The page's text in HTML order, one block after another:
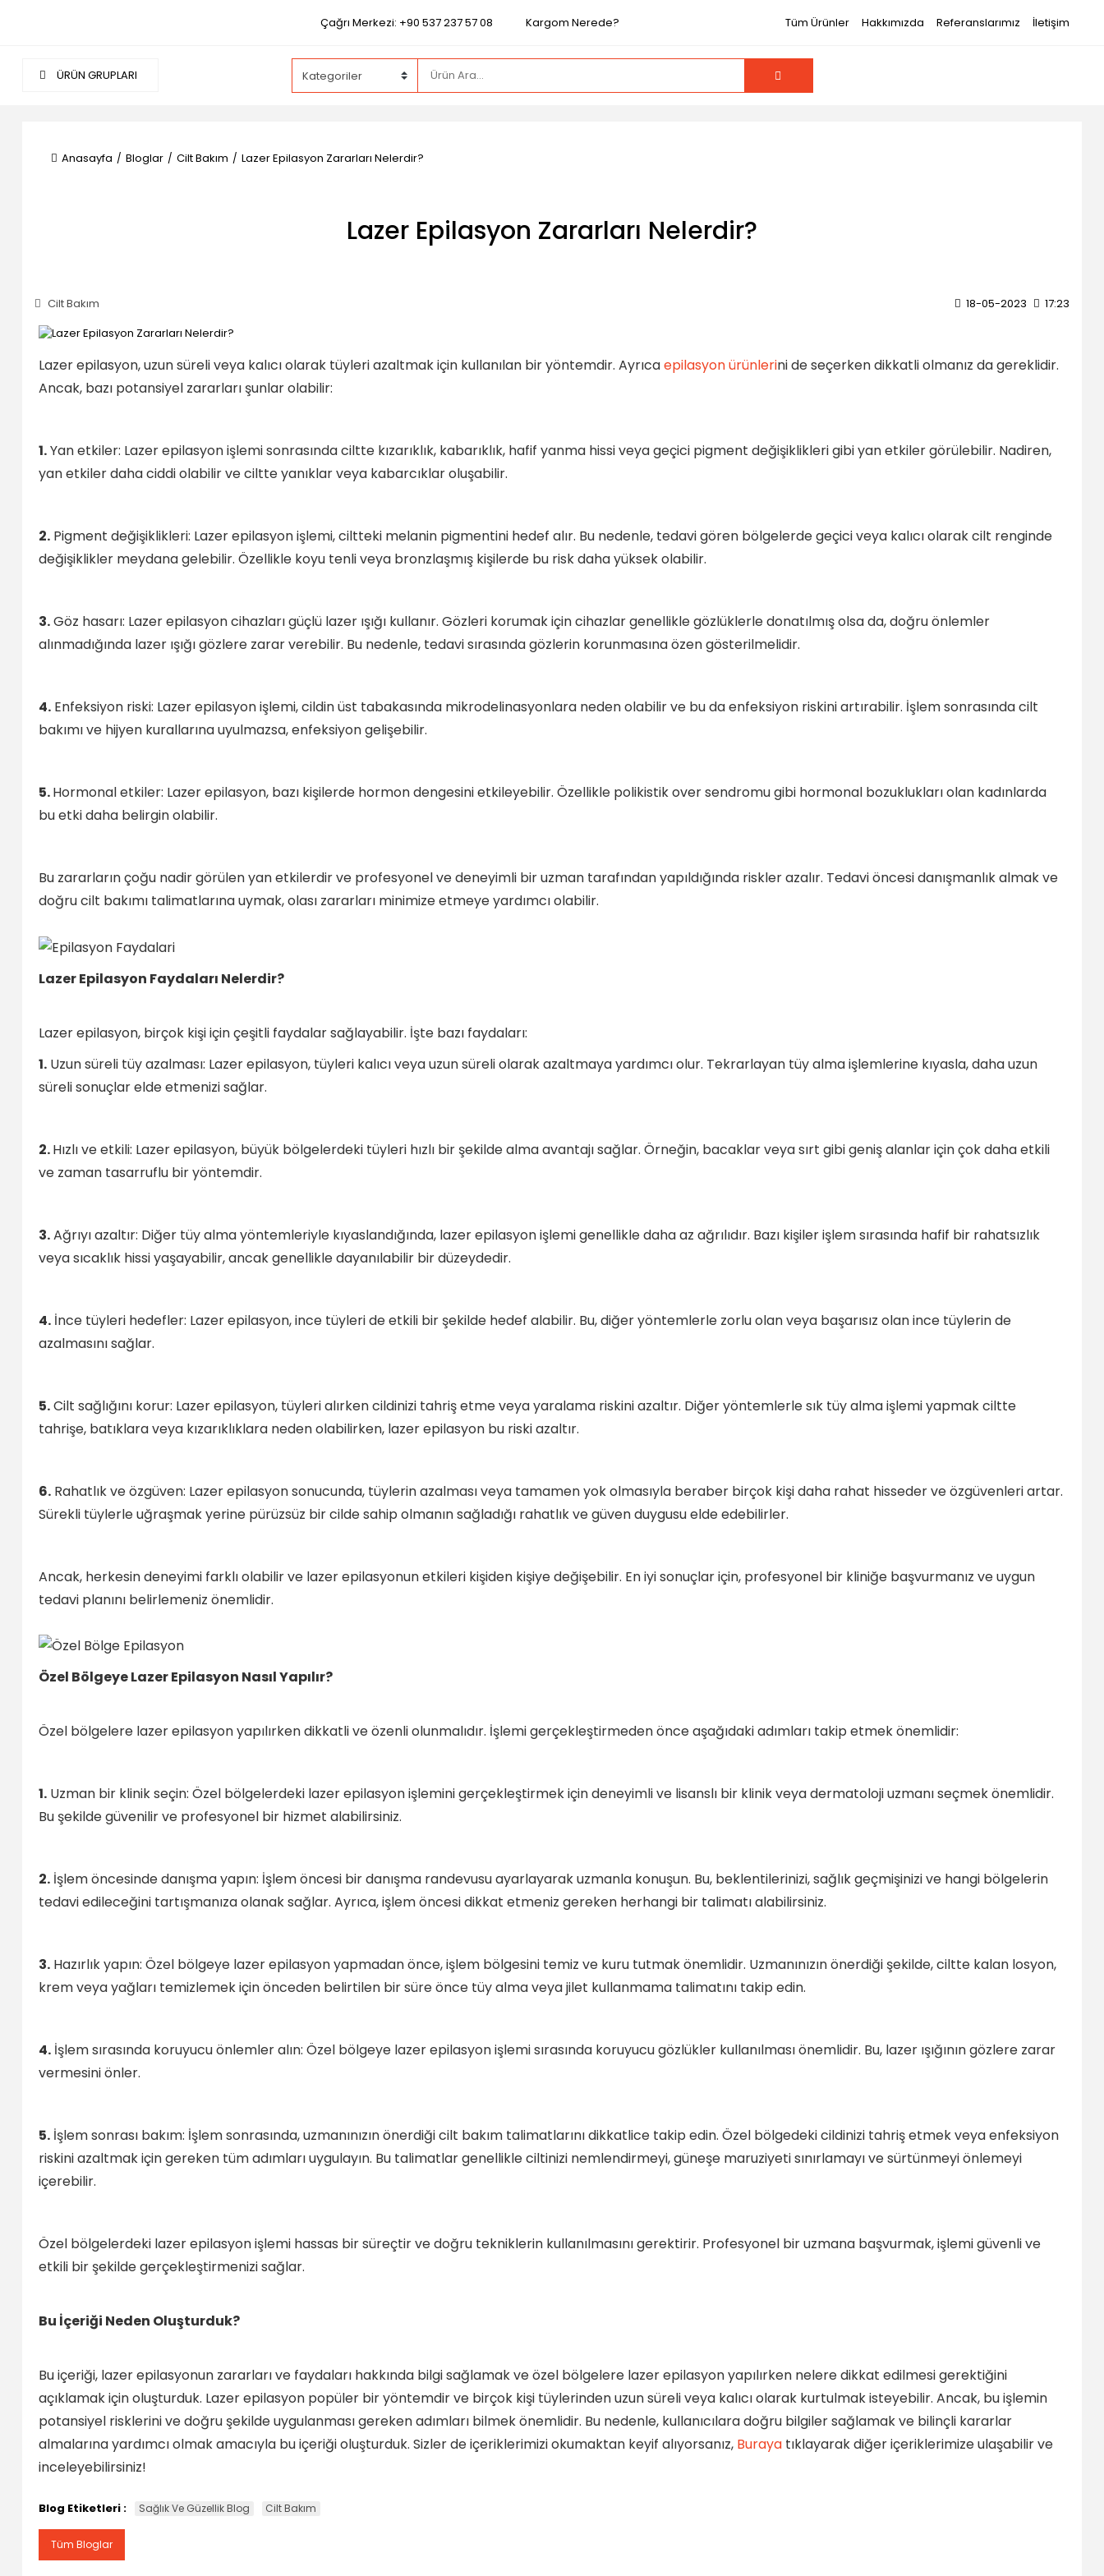
Çağrı Merkezi: +90 537 237 57 08 Kargom Nerede? Tüm Ürünler Hakkımızda Referanslarımız İletişim
ÜRÜN GRUPLARI
Anasayfa Bloglar Cilt Bakım Lazer Epilasyon Zararları Nelerdir?
Lazer Epilasyon Zararları Nelerdir?
Cilt Bakım 18-05-2023 17:23
Lazer epilasyon, uzun süreli veya kalıcı olarak tüyleri azaltmak için kullanılan bir yöntemdir. Ayrıcaepilasyon ürünlerini de seçerken dikkatli olmanız da gereklidir.
Ancak, bazı potansiyel zararları şunlar olabilir:
1.Yan etkiler: Lazer epilasyon işlemi sonrasında ciltte kızarıklık, kabarıklık, hafif yanma hissi veya geçici pigment değişiklikleri gibi yan etkiler görülebilir. Nadiren,
yan etkiler daha ciddi olabilir ve ciltte yanıklar veya kabarcıklar oluşabilir.
2. Pigment değişiklikleri: Lazer epilasyon işlemi, ciltteki melanin pigmentini hedef alır. Bu nedenle, tedavi gören bölgelerde geçici veya kalıcı olarak cilt renginde
değişiklikler meydana gelebilir. Özellikle koyu tenli veya bronzlaşmış kişilerde bu risk daha yüksek olabilir.
3.Göz hasarı: Lazer epilasyon cihazları güçlü lazer ışığı kullanır. Gözleri korumak için cihazlar genellikle gözlüklerle donatılmış olsa da, doğru önlemler
alınmadığında lazer ışığı gözlere zarar verebilir. Bu nedenle, tedavi sırasında gözlerin korunmasına özen gösterilmelidir.
4. Enfeksiyon riski: Lazer epilasyon işlemi, cildin üst tabakasında mikrodelinasyonlara neden olabilir ve bu da enfeksiyon riskini artırabilir. İşlem sonrasında cilt
bakımı ve hijyen kurallarına uyulmazsa, enfeksiyon gelişebilir.
5.Hormonal etkiler: Lazer epilasyon, bazı kişilerde hormon dengesini etkileyebilir. Özellikle polikistik over sendromu gibi hormonal bozuklukları olan kadınlarda
bu etki daha belirgin olabilir.
Bu zararların çoğu nadir görülen yan etkilerdir ve profesyonel ve deneyimli bir uzman tarafından yapıldığında riskler azalır. Tedavi öncesi danışmanlık almak ve
doğru cilt bakımı talimatlarına uymak, olası zararları minimize etmeye yardımcı olabilir.
Lazer Epilasyon Faydaları Nelerdir?
Lazer epilasyon, birçok kişi için çeşitli faydalar sağlayabilir. İşte bazı faydaları:
1. Uzun süreli tüy azalması: Lazer epilasyon, tüyleri kalıcı veya uzun süreli olarak azaltmaya yardımcı olur. Tekrarlayan tüy alma işlemlerine kıyasla, daha uzun
süreli sonuçlar elde etmenizi sağlar.
2.Hızlı ve etkili: Lazer epilasyon, büyük bölgelerdeki tüyleri hızlı bir şekilde alma avantajı sağlar. Örneğin, bacaklar veya sırt gibi geniş alanlar için çok daha etkili
ve zaman tasarruflu bir yöntemdir.
3.Ağrıyı azaltır: Diğer tüy alma yöntemleriyle kıyaslandığında, lazer epilasyon işlemi genellikle daha az ağrılıdır. Bazı kişiler işlem sırasında hafif bir rahatsızlık
veya sıcaklık hissi yaşayabilir, ancak genellikle dayanılabilir bir düzeydedir.
4. İnce tüyleri hedefler: Lazer epilasyon, ince tüyleri de etkili bir şekilde hedef alabilir. Bu, diğer yöntemlerle zorlu olan veya başarısız olan ince tüylerin de
azalmasını sağlar.
5.Cilt sağlığını korur: Lazer epilasyon, tüyleri alırken cildinizi tahriş etme veya yaralama riskini azaltır. Diğer yöntemlerle sık tüy alma işlemi yapmak ciltte
tahrişe, batıklara veya kızarıklıklara neden olabilirken, lazer epilasyon bu riski azaltır.
6. Rahatlık ve özgüven: Lazer epilasyon sonucunda, tüylerin azalması veya tamamen yok olmasıyla beraber birçok kişi daha rahat hisseder ve özgüvenleri artar.
Sürekli tüylerle uğraşmak yerine pürüzsüz bir cilde sahip olmanın sağladığı rahatlık ve güven duygusu elde edebilirler.
Ancak, herkesin deneyimi farklı olabilir ve lazer epilasyonun etkileri kişiden kişiye değişebilir. En iyi sonuçlar için, profesyonel bir kliniğe başvurmanız ve uygun
tedavi planını belirlemeniz önemlidir.
Özel Bölgeye Lazer Epilasyon Nasıl Yapılır?
Özel bölgelere lazer epilasyon yapılırken dikkatli ve özenli olunmalıdır. İşlemi gerçekleştirmeden önce aşağıdaki adımları takip etmek önemlidir:
1. Uzman bir klinik seçin: Özel bölgelerdeki lazer epilasyon işlemini gerçekleştirmek için deneyimli ve lisanslı bir klinik veya dermatoloji uzmanı seçmek önemlidir.
Bu şekilde güvenilir ve profesyonel bir hizmet alabilirsiniz.
2. İşlem öncesinde danışma yapın: İşlem öncesi bir danışma randevusu ayarlayarak uzmanla konuşun. Bu, beklentilerinizi, sağlık geçmişinizi ve hangi bölgelerin
tedavi edileceğini tartışmanıza olanak sağlar. Ayrıca, işlem öncesi dikkat etmeniz gereken herhangi bir talimatı alabilirsiniz.
3. Hazırlık yapın: Özel bölgeye lazer epilasyon yapmadan önce, işlem bölgesini temiz ve kuru tutmak önemlidir. Uzmanınızın önerdiği şekilde, ciltte kalan losyon,
krem veya yağları temizlemek için önceden belirtilen bir süre önce tüy alma veya jilet kullanmama talimatını takip edin.
4. İşlem sırasında koruyucu önlemler alın: Özel bölgeye lazer epilasyon işlemi sırasında koruyucu gözlükler kullanılması önemlidir. Bu, lazer ışığının gözlere zarar
vermesini önler.
5. İşlem sonrası bakım: İşlem sonrasında, uzmanınızın önerdiği cilt bakım talimatlarını dikkatlice takip edin. Özel bölgedeki cildinizi tahriş etmek veya enfeksiyon
riskini azaltmak için gereken tüm adımları uygulayın. Bu talimatlar genellikle ciltinizi nemlendirmeyi, güneşe maruziyeti sınırlamayı ve sürtünmeyi önlemeyi
içerebilir.
Özel bölgelerdeki lazer epilasyon işlemi hassas bir süreçtir ve doğru tekniklerin kullanılmasını gerektirir. Profesyonel bir uzmana başvurmak, işlemi güvenli ve
etkili bir şekilde gerçekleştirmenizi sağlar.
Bu İçeriği Neden Oluşturduk?
Bu içeriği, lazer epilasyonun zararları ve faydaları hakkında bilgi sağlamak ve özel bölgelere lazer epilasyon yapılırken nelere dikkat edilmesi gerektiğini
açıklamak için oluşturduk. Lazer epilasyon popüler bir yöntemdir ve birçok kişi tüylerinden uzun süreli veya kalıcı olarak kurtulmak isteyebilir. Ancak, bu işlemin
potansiyel risklerini ve doğru şekilde uygulanması gereken adımları bilmek önemlidir. Bu nedenle, kullanıcılara doğru bilgiler sağlamak ve bilinçli kararlar
almalarına yardımcı olmak amacıyla bu içeriği oluşturduk. Sizler de içeriklerimizi okumaktan keyif alıyorsanız, Buraya tıklayarak diğer içeriklerimize ulaşabilir ve
inceleyebilirsiniz!
Blog Etiketleri : Sağlık Ve Güzellik Blog Cilt Bakım
Tüm Bloglar